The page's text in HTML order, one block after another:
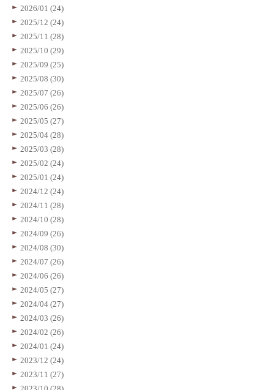
2026/01 (24)
2025/12 (24)
2025/11 (28)
2025/10 (29)
2025/09 (25)
2025/08 (30)
2025/07 (26)
2025/06 (26)
2025/05 (27)
2025/04 (28)
2025/03 (28)
2025/02 (24)
2025/01 (24)
2024/12 (24)
2024/11 (28)
2024/10 (28)
2024/09 (26)
2024/08 (30)
2024/07 (26)
2024/06 (26)
2024/05 (27)
2024/04 (27)
2024/03 (26)
2024/02 (26)
2024/01 (24)
2023/12 (24)
2023/11 (27)